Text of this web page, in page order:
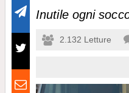
Inutile ogni
2.132 Letture